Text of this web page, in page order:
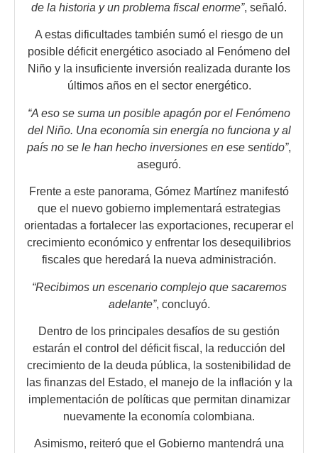
de la historia y un problema fiscal enorme”, señaló.
A estas dificultades también sumó el riesgo de un
posible déficit energético asociado al Fenómeno del
Niño y la insuficiente inversión realizada durante los
últimos años en el sector energético.
“A eso se suma un posible apagón por el Fenómeno
del Niño. Una economía sin energía no funciona y al
país no se le han hecho inversiones en ese sentido”,
aseguró.
Frente a este panorama, Gómez Martínez manifestó
que el nuevo gobierno implementará estrategias
orientadas a fortalecer las exportaciones, recuperar el
crecimiento económico y enfrentar los desequilibrios
fiscales que heredará la nueva administración.
“Recibimos un escenario complejo que sacaremos
adelante”, concluyó.
Dentro de los principales desafíos de su gestión
estarán el control del déficit fiscal, la reducción del
crecimiento de la deuda pública, la sostenibilidad de
las finanzas del Estado, el manejo de la inflación y la
implementación de políticas que permitan dinamizar
nuevamente la economía colombiana.
Asimismo, reiteró que el Gobierno mantendrá una